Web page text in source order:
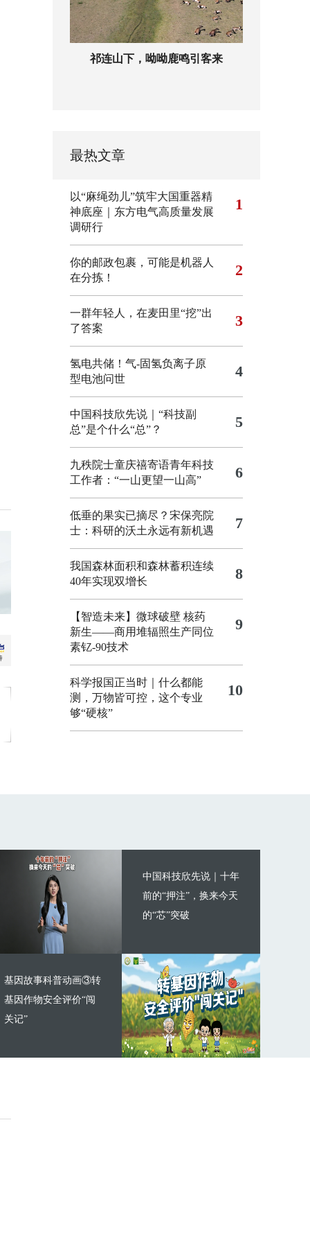
祁连山下，呦呦鹿鸣引客来
最热文章
以“麻绳劲儿”筑牢大国重器精
神底座｜东方电气高质量发展
调研行
1
你的邮政包裹，可能是机器人
在分拣！
2
一群年轻人，在麦田里“挖”出
了答案
3
氢电共储！气-固氢负离子原
型电池问世
4
中国科技欣先说｜“科技副
总”是个什么“总”？
5
九秩院士童庆禧寄语青年科技
工作者：“一山更望一山高”
6
低垂的果实已摘尽？宋保亮院
士：科研的沃土永远有新机遇
7
我国森林面积和森林蓄积连续
40年实现双增长
8
【智造未来】微球破壁 核药
新生——商用堆辐照生产同位
素钇-90技术
9
科学报国正当时｜什么都能
测，万物皆可控，这个专业
够“硬核”
10
中国科技欣先说｜十年
前的“押注”，换来今天
的“芯”突破
基因故事科普动画③转
基因作物安全评价“闯
关记”